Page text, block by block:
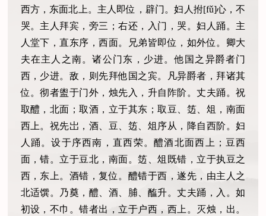
西方，东面北上。主人即位，辟门。妇人拊[fǔ]心，不
哭。主人拜宾，旁三；右还，入门，哭。妇人踊。主
人堂下，直东序，西面。兄弟皆即位，如外位。卿大
夫在主人之南。诸公门东，少进。他国之异爵者门
西，少进。敌，则先拜他国之宾。凡异爵者，拜诸其
位。彻者盥于门外，烛先入，升自阼阶。丈夫踊。祝
取醴，北面；取酒，立于其东；取豆、笾、俎，南面
西上。祝先岀，酒、豆、笾、俎序从，降自西阶。妇
人踊。设于序西南，直西荣。醴酒北面西上；豆西
面，错。立于豆北，南面。笾、俎既错，立于执豆之
西，东上。酒错，复位。醴错于西，遂先，由主人之
北适馔。乃奠，醴、酒、脯、醢升。丈夫踊，入。如
初设，不巾。错者出，立于户西，西上。灭烛，出。